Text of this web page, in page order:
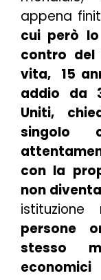
appena
cui però lo
contro
vita, 15
addio da
Uniti,
singolo
con la
non
persone
stesso